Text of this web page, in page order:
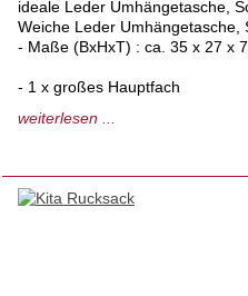
ideale Leder Umhängetasche,
Weiche Leder Umhängetasche,
- Maße (BxHxT) : ca. 35 x 27 x
- 1 x großes Hauptfach
- 1 x kleines Reißverschlussfach
- Verstellbarer Schulterriemen:
weiterlesen ...